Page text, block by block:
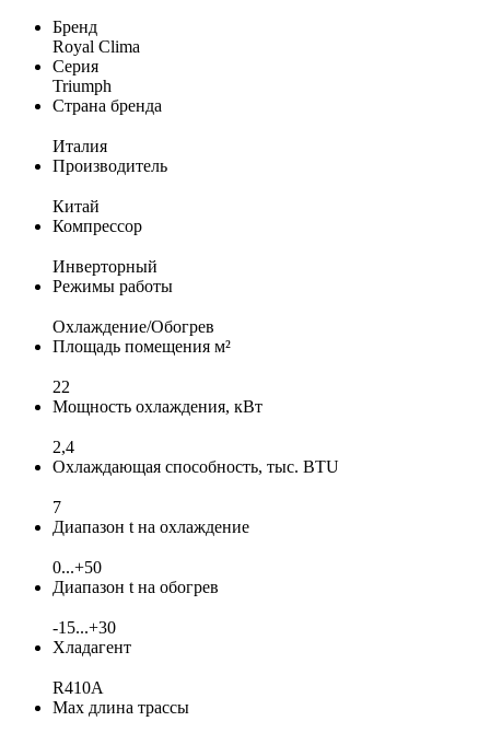
Бренд
Royal Clima
Серия
Triumph
Страна бренда
Италия
Производитель
Китай
Компрессор
Инверторный
Режимы работы
Охлаждение/Обогрев
Площадь помещения м²
22
Мощность охлаждения, кВт
2,4
Охлаждающая способность, тыс. BTU
7
Диапазон t на охлаждение
0...+50
Диапазон t на обогрев
-15...+30
Хладагент
R410A
Max длина трассы